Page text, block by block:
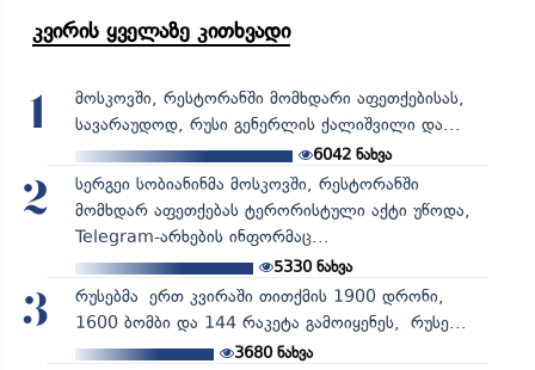
კვირის ყველაზე კითხვადი
1
მოსკოვში, რესტორანში მომხდარი აფეთქებისას,
სავარაუდოდ, რუსი გენერლის ქალიშვილი და...
6042 ნახვა
2
სერგეი სობიანინმა მოსკოვში, რესტორანში
მომხდარ აფეთქებას ტერორისტული აქტი უწოდა,
Telegram-არხების ინფორმაც...
5330ნახვა
3
რუსებმა ერთ კვირაში თითქმის 1900 დრონი,
1600 ბომბი და 144 რაკეტა გამოიყენეს, რუსე...
3680ნახვა